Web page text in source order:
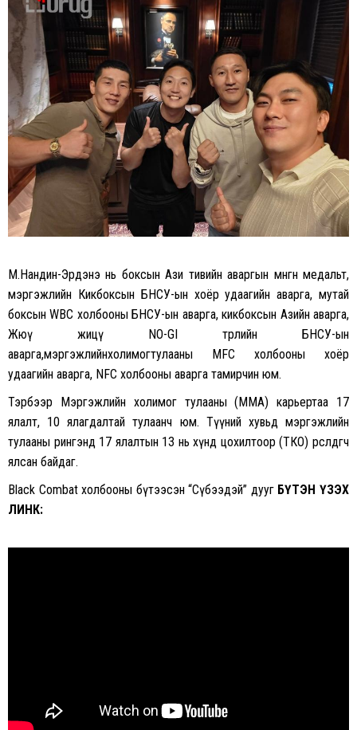
М.Нандин-Эрдэнэ нь боксын Ази тивийн аваргын мөнгөн медальт,
мэргэжлийн Кикбоксын БНСУ-ын хоёр удаагийн аварга, мутай
боксын WBC холбооны БНСУ-ын аварга, кикбоксын Азийн аварга,
Жюү жицү NO-GI төрлийн БНСУ-ын
аварга,мэргэжлийнхолимогтулааны MFC холбооны хоёр
удаагийн аварга, NFC холбооны аварга тамирчин юм.
Тэрбээр Мэргэжлийн холимог тулааны (ММА) карьертаа 17
ялалт, 10 ялагдалтай тулаанч юм. Түүний хувьд мэргэжлийн
тулааны рингэнд 17 ялалтын 13 нь хүнд цохилтоор (ТКО) өрсөлдөгчөө
ялсан байдаг.
Black Combat холбооны бүтээсэн “Сүбээдэй” дууг БҮТЭН ҮЗЭХ
ЛИНК: